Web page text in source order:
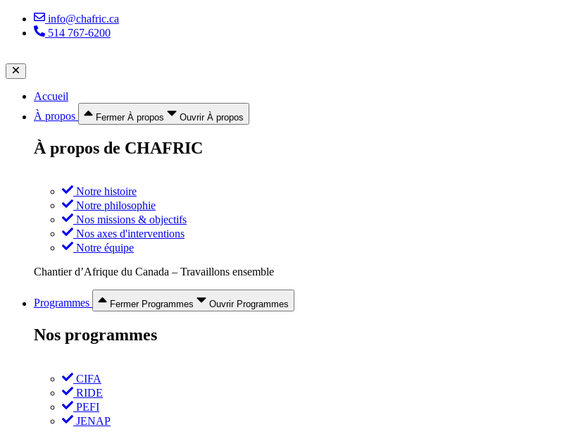
Aller
info@chafric.ca
514 767-6200
Accueil
À propos
Fermer À propos Ouvrir À propos
À propos de CHAFRIC
Notre histoire
Notre philosophie
Nos missions & objectifs
Nos axes d'interventions
Notre équipe
Chantier d’Afrique du Canada – Travaillons ensemble
Programmes Fermer Programmes Ouvrir Programmes
Nos programmes
CIFA
RIDE
PEFI
JENAP